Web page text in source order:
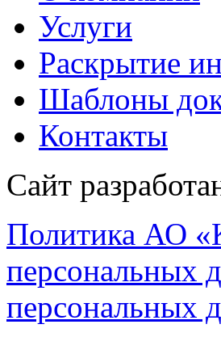
Услуги
Раскрытие
Шаблоны
Контакты
Сайт
Политика АО
персональных
персональных